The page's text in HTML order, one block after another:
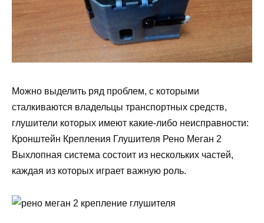
Можно выделить ряд проблем, с которыми
сталкиваются владельцы транспортных средств,
глушители которых имеют какие-либо неисправности:
Кронштейн Крепления Глушителя Рено Меган 2
Выхлопная система состоит из нескольких частей,
каждая из которых играет важную роль.